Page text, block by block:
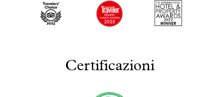
Certificazioni